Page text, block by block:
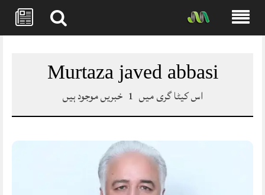
Murtaza javed abbasi
اس کیٹا گری میں 1 خبریں موجود ہیں